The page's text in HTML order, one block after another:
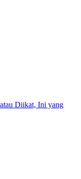
Diikat, Ini yang